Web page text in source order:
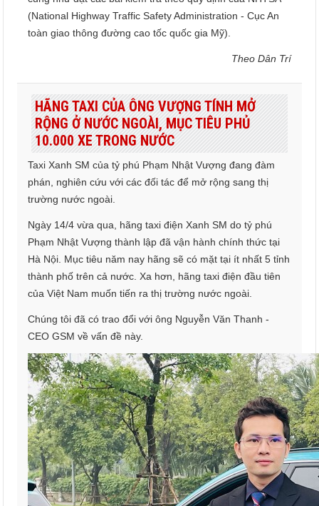
(National Highway Traffic Safety Administration - Cục An
toàn giao thông đường cao tốc quốc gia Mỹ).
Theo Dân Trí
HÃNG TAXI CỦA ÔNG VƯỢNG TÍNH MỞ
RỘNG Ở NƯỚC NGOÀI, MỤC TIÊU PHỦ
10.000 XE TRONG NƯỚC
Taxi Xanh SM của tỷ phú Phạm Nhật Vượng đang đàm
phán, nghiên cứu với các đối tác để mở rộng sang thị
trường nước ngoài.
Ngày 14/4 vừa qua, hãng taxi điện Xanh SM do tỷ phú
Phạm Nhật Vượng thành lập đã vận hành chính thức tại
Hà Nội. Mục tiêu năm nay hãng sẽ có mặt tại ít nhất 5 tỉnh
thành phố trên cả nước. Xa hơn, hãng taxi điện đầu tiên
của Việt Nam muốn tiến ra thị trường nước ngoài.
Chúng tôi đã có trao đổi với ông Nguyễn Văn Thanh -
CEO GSM về vấn đề này.